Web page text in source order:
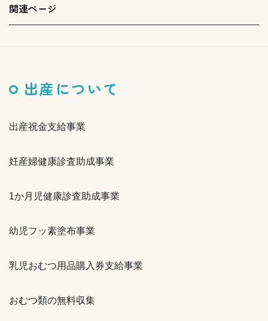
関連ページ
出産について
出産祝金支給事業
妊産婦健康診査助成事業
1か月児健康診査助成事業
幼児フッ素塗布事業
乳児おむつ用品購入券支給事業
おむつ類の無料収集